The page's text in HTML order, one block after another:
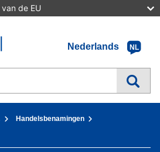
de EU
Nederlands
NL
Handelsbenamingen